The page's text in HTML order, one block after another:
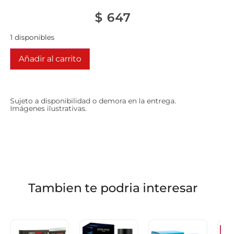
$ 647
1 disponibles
Añadir al carrito
Sujeto a disponibilidad o demora en la entrega.
Imágenes ilustrativas.
Tambien te podria interesar